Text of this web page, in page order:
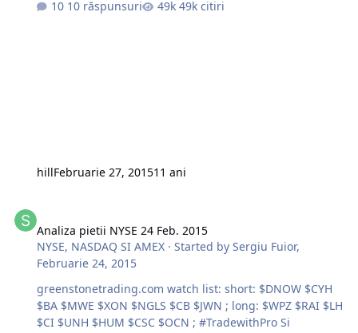
10 răspunsuri
49k citiri
hillFebruarie 27, 201511 ani
Analiza pietii NYSE 24 Feb. 2015
NYSE, NASDAQ SI AMEX · Started bySergiu Fuior,
Februarie 24, 2015
greenstonetrading.com watch list: short: $DNOW $CYH
$BA $MWE $XON $NGLS $CB $JWN ; long: $WPZ $RAI $LH
$CI $UNH $HUM $CSC $OCN ; #TradewithPro Si